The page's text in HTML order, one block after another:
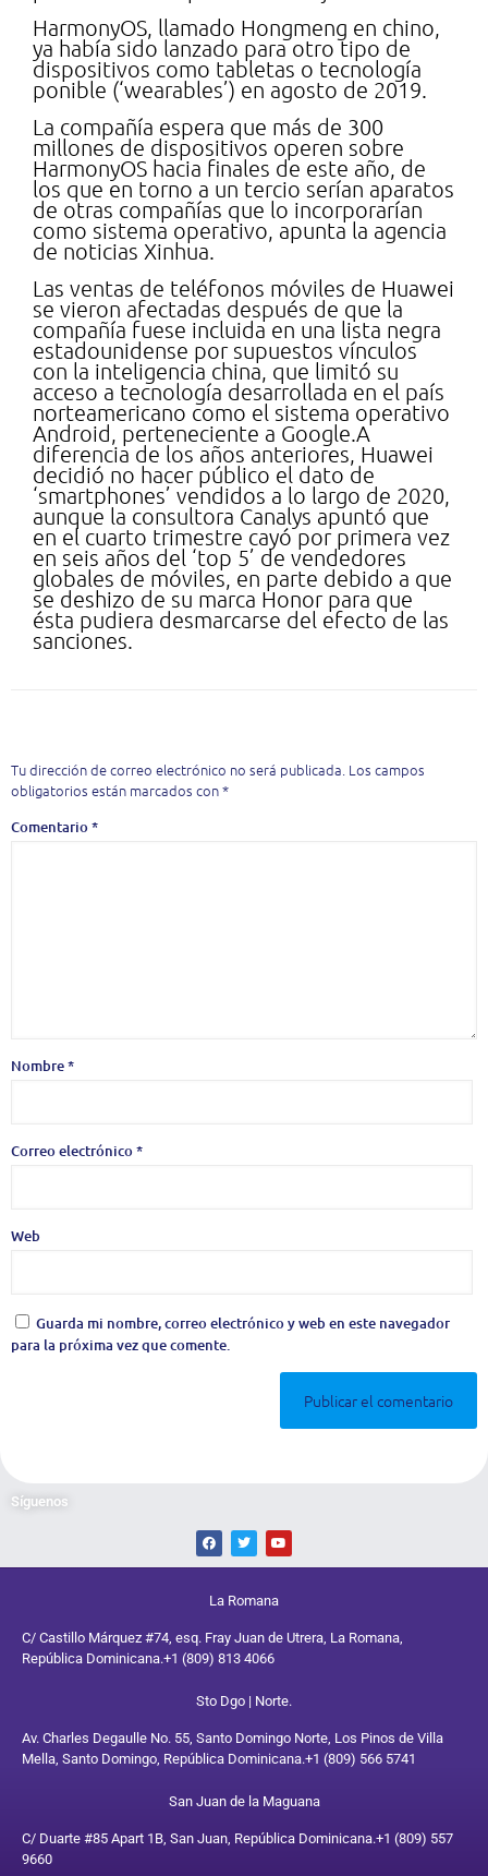
HarmonyOS, llamado Hongmeng en chino,
ya había sido lanzado para otro tipo de
dispositivos como tabletas o tecnología
ponible (‘wearables’) en agosto de 2019.
La compañía espera que más de 300
millones de dispositivos operen sobre
HarmonyOS hacia finales de este año, de
los que en torno a un tercio serían aparatos
de otras compañías que lo incorporarían
como sistema operativo, apunta la agencia
de noticias Xinhua.
Las ventas de teléfonos móviles de Huawei
se vieron afectadas después de que la
compañía fuese incluida en una lista negra
estadounidense por supuestos vínculos
con la inteligencia china, que limitó su
acceso a tecnología desarrollada en el país
norteamericano como el sistema operativo
Android, perteneciente a Google.A
diferencia de los años anteriores, Huawei
decidió no hacer público el dato de
‘smartphones’ vendidos a lo largo de 2020,
aunque la consultora Canalys apuntó que
en el cuarto trimestre cayó por primera vez
en seis años del ‘top 5’ de vendedores
globales de móviles, en parte debido a que
se deshizo de su marca Honor para que
ésta pudiera desmarcarse del efecto de las
sanciones.
Tu dirección de correo electrónico no será publicada. Los campos
obligatorios están marcados con*
Comentario*
Nombre*
Correo electrónico*
Web
Guarda mi nombre, correo electrónico y web en este navegador
para la próxima vez que comente.
Síguenos
La Romana
C/ Castillo Márquez #74, esq. Fray Juan de Utrera, La Romana,
República Dominicana.+1 (809) 813 4066
Sto Dgo | Norte.
Av. Charles Degaulle No. 55, Santo Domingo Norte, Los Pinos de Villa
Mella, Santo Domingo, República Dominicana.+1 (809) 566 5741
San Juan de la Maguana
C/ Duarte #85 Apart 1B, San Juan, República Dominicana.+1 (809) 557
9660